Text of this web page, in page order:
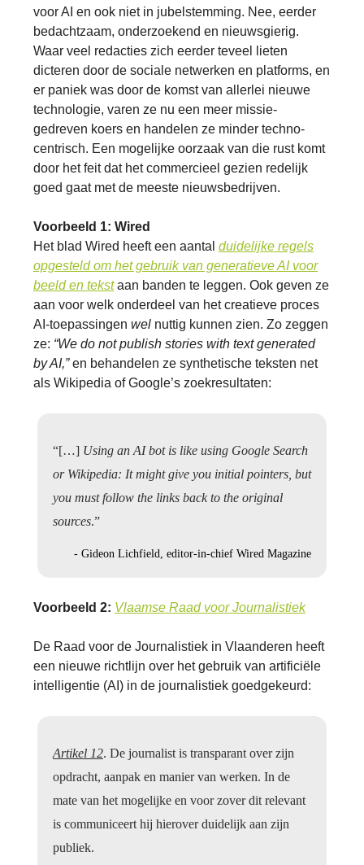
voor AI en ook niet in jubelstemming. Nee, eerder
bedachtzaam, onderzoekend en nieuwsgierig.
Waar veel redacties zich eerder teveel lieten
dicteren door de sociale netwerken en platforms, en
er paniek was door de komst van allerlei nieuwe
technologie, varen ze nu een meer missie-
gedreven koers en handelen ze minder techno-
centrisch. Een mogelijke oorzaak van die rust komt
door het feit dat het commercieel gezien redelijk
goed gaat met de meeste nieuwsbedrijven.
Voorbeeld 1: Wired
Het blad Wired heeft een aantal duidelijke regels
opgesteld om het gebruik van generatieve AI voor
beeld en tekstaan banden te leggen. Ook geven ze
aan voor welk onderdeel van het creatieve proces
AI-toepassingen wel nuttig kunnen zien. Zo zeggen
ze: “We do not publish stories with text generated
by AI,”en behandelen ze synthetische teksten net
als Wikipedia of Google’s zoekresultaten:
“[…] Using an AI bot is like using Google Search
or Wikipedia: It might give you initial pointers, but
you must follow the links back to the original
sources.”
- Gideon Lichfield, editor-in-chief Wired Magazine
Voorbeeld 2: Vlaamse Raad voor Journalistiek
De Raad voor de Journalistiek in Vlaanderen heeft
een nieuwe richtlijn over het gebruik van artificiële
intelligentie (AI) in de journalistiek goedgekeurd:
Artikel 12. De journalist is transparant over zijn
opdracht, aanpak en manier van werken. In de
mate van het mogelijke en voor zover dit relevant
is communiceert hij hierover duidelijk aan zijn
publiek.